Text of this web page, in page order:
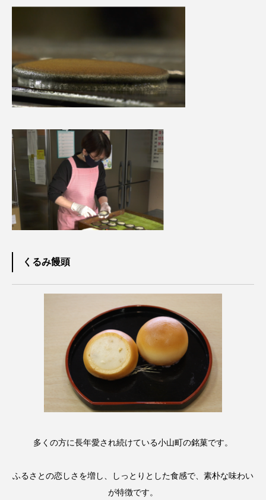
くるみ饅頭
多くの方に長年愛され続けている小山町の銘菓です。
ふるさとの恋しさを増し、しっとりとした食感で、素朴な味わい
が特徴です。